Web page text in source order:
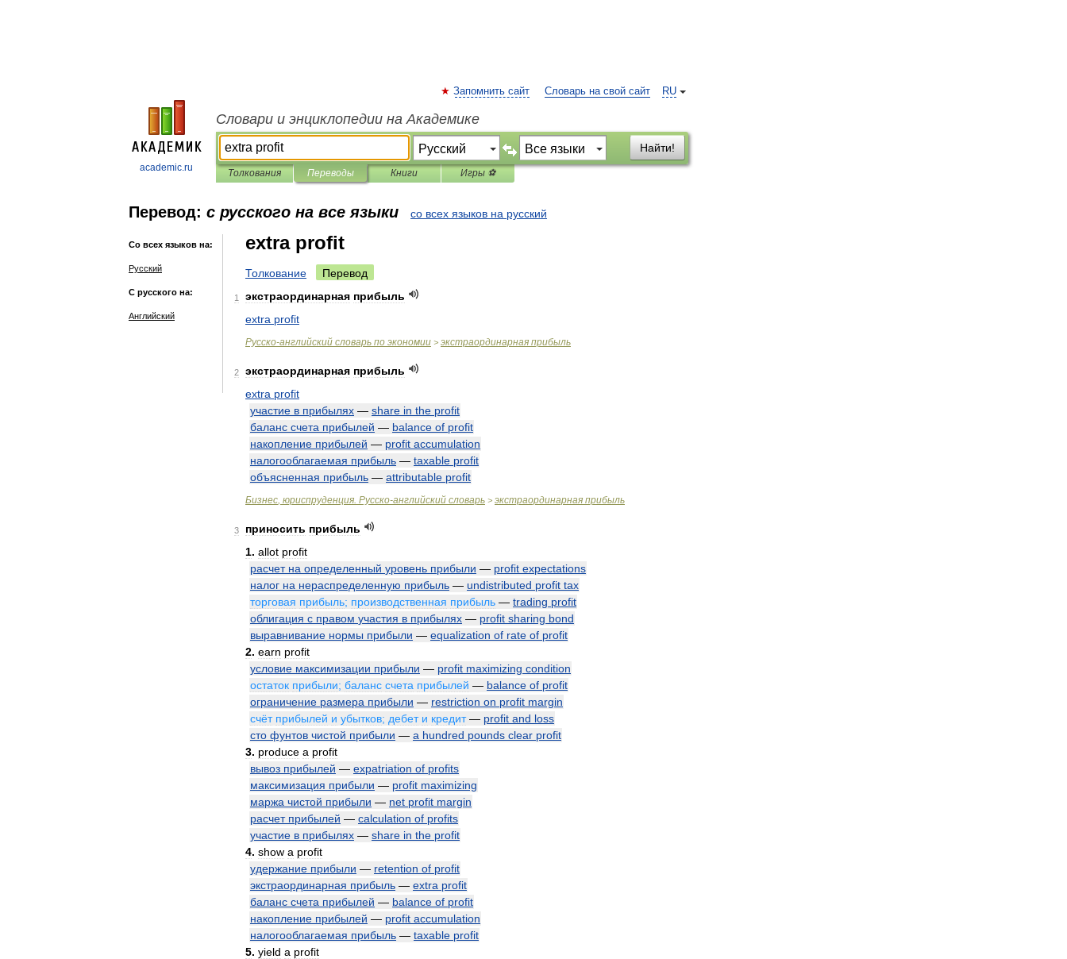
academic.ru
RU
Запомнить сайт Словарь на свой сайт
Словари и энциклопедии на Академике
Найти!
Толкования Переводы Книги Игры ⚽
Перевод: с русского на все языки со всех языков на русский
Со всех языков на:
Русский
С русского на:
Английский
extra profit
Толкование Перевод
1 экстраординарная прибыль
extra profit
Русско-английский словарь по экономии > экстраординарная прибыль
2 экстраординарная прибыль
extra profit
участие в прибылях — share in the profit
баланс счета прибылей — balance of profit
накопление прибылей — profit accumulation
налогооблагаемая прибыль — taxable profit
объясненная прибыль — attributable profit
Бизнес, юриспруденция. Русско-английский словарь > экстраординарная прибыль
3 приносить прибыль
1. allot profit
расчет на определенный уровень прибыли — profit expectations
налог на нераспределенную прибыль — undistributed profit tax
торговая прибыль; производственная прибыль — trading profit
облигация с правом участия в прибылях — profit sharing bond
выравнивание нормы прибыли — equalization of rate of profit
2. earn profit
условие максимизации прибыли — profit maximizing condition
остаток прибыли; баланс счета прибылей — balance of profit
ограничение размера прибыли — restriction on profit margin
счёт прибылей и убытков; дебет и кредит— profit and loss
сто фунтов чистой прибыли — a hundred pounds clear profit
3. produce a profit
вывоз прибылей — expatriation of profits
максимизация прибыли — profit maximizing
маржа чистой прибыли — net profit margin
расчет прибылей — calculation of profits
участие в прибылях — share in the profit
4. show a profit
удержание прибыли — retention of profit
экстраординарная прибыль — extra profit
баланс счета прибылей — balance of profit
накопление прибылей — profit accumulation
налогооблагаемая прибыль — taxable profit
5. yield a profit